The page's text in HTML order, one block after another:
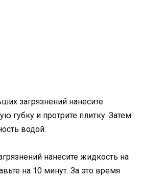
загрязнений нанесите
губку и протрите плитку. Затем
водой.
нанесите жидкость на
на 10 минут. За это время